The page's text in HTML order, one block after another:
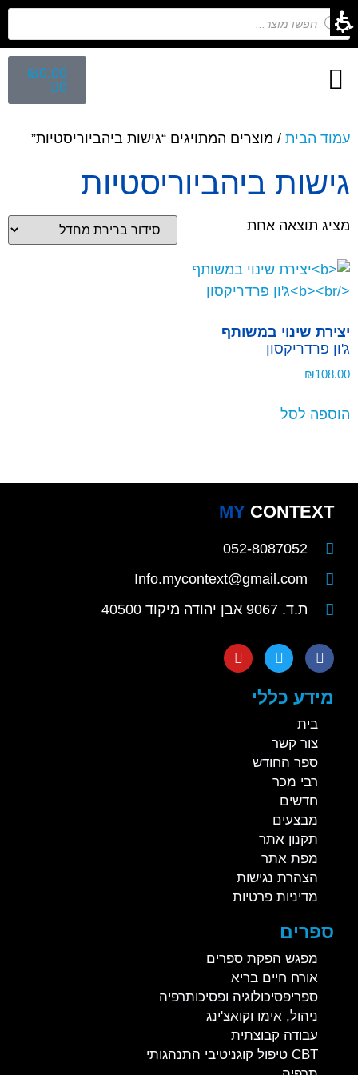
₪0.00
0
עמוד הבית / מוצרים המתויגים “גישות ביהביוריסטיות”
גישות ביהביוריסטיות
מציג תוצאה אחת
יצירת שינוי במשותף
ג'ון פרדריקסון
₪108.00
הוספה לסל
CONTEXT
MY
052-8087052
Info.mycontext@gmail.com
ת.ד. 9067 אבן יהודה מיקוד 40500
מידע כללי
בית
צור קשר
ספר החודש
רבי מכר
חדשים
מבצעים
תקנון אתר
מפת אתר
הצהרת נגישות
מדיניות פרטיות
ספרים
מפגש הפקת ספרים
אורח חיים בריא
ספריפסיכולוגיה ופסיכותרפיה
ניהול, אימו וקואצ'ינג
עבודה קבוצתית
CBT טיפול קוגניטיבי התנהגותי